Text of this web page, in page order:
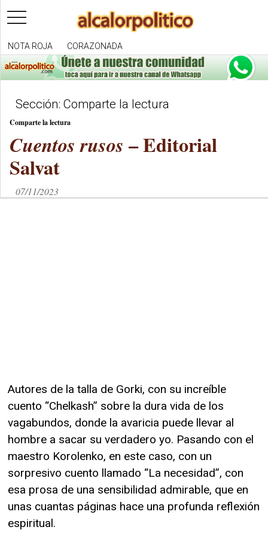
toggle
navigation
NOTA ROJA CORAZONADA
Sección: Comparte la lectura
Comparte la lectura
Cuentos rusos – Editorial
Salvat
07/11/2023
Autores de la talla de Gorki, con su increíble
cuento “Chelkash” sobre la dura vida de los
vagabundos, donde la avaricia puede llevar al
hombre a sacar su verdadero yo. Pasando con el
maestro Korolenko, en este caso, con un
sorpresivo cuento llamado “La necesidad”, con
esa prosa de una sensibilidad admirable, que en
unas cuantas páginas hace una profunda reflexión
espiritual.